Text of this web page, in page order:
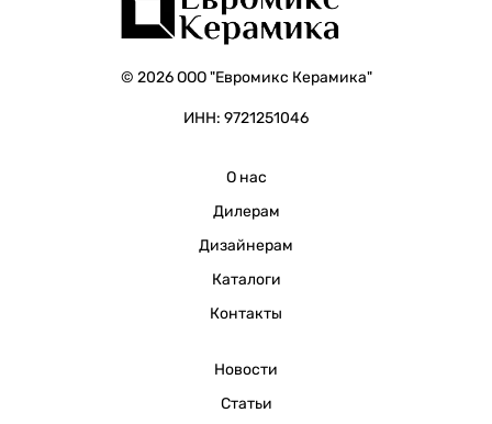
© 2026 ООО "Евромикс Керамика"
ИНН: 9721251046
О нас
Дилерам
Дизайнерам
Каталоги
Контакты
Новости
Статьи